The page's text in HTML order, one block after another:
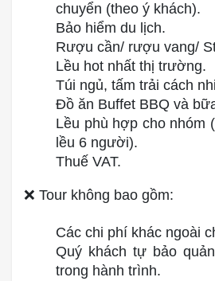
chuyển (theo ý khách).
Bảo hiểm du lịch.
Rượu cần/ rượu vang/
Lều hot nhất thị trường.
Túi ngủ, tấm trải cách
Đồ ăn Buffet BBQ và
Lều phù hợp cho nhóm
lều 6 người).
Thuế VAT.
❌ Tour không bao gồm:
Các chi phí khác ngoài
Quý khách tự bảo
trong hành trình.